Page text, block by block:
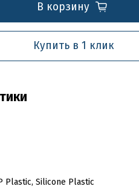
В корзину
Купить в 1 клик
Plastic, Silicone Plastic